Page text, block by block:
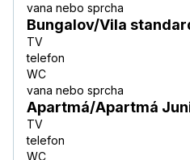
vana nebo sprcha
Bungalov/Vila
TV
telefon
WC
vana nebo sprcha
Apartmá/Apartmá
TV
telefon
WC